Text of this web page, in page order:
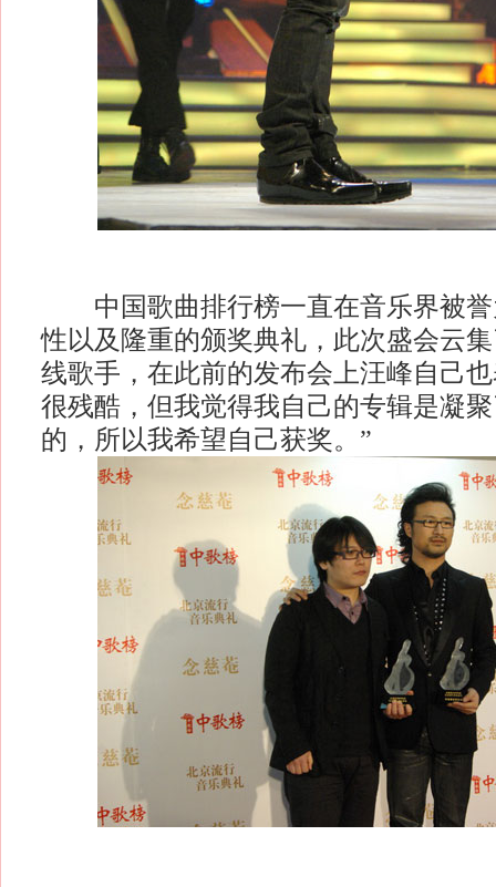
中国歌曲排行榜一直在音乐界被誉
性以及隆重的颁奖典礼，此次盛会云
线歌手，在此前的发布会上汪峰自己
很残酷，但我觉得我自己的专辑是凝
的，所以我希望自己获奖。”